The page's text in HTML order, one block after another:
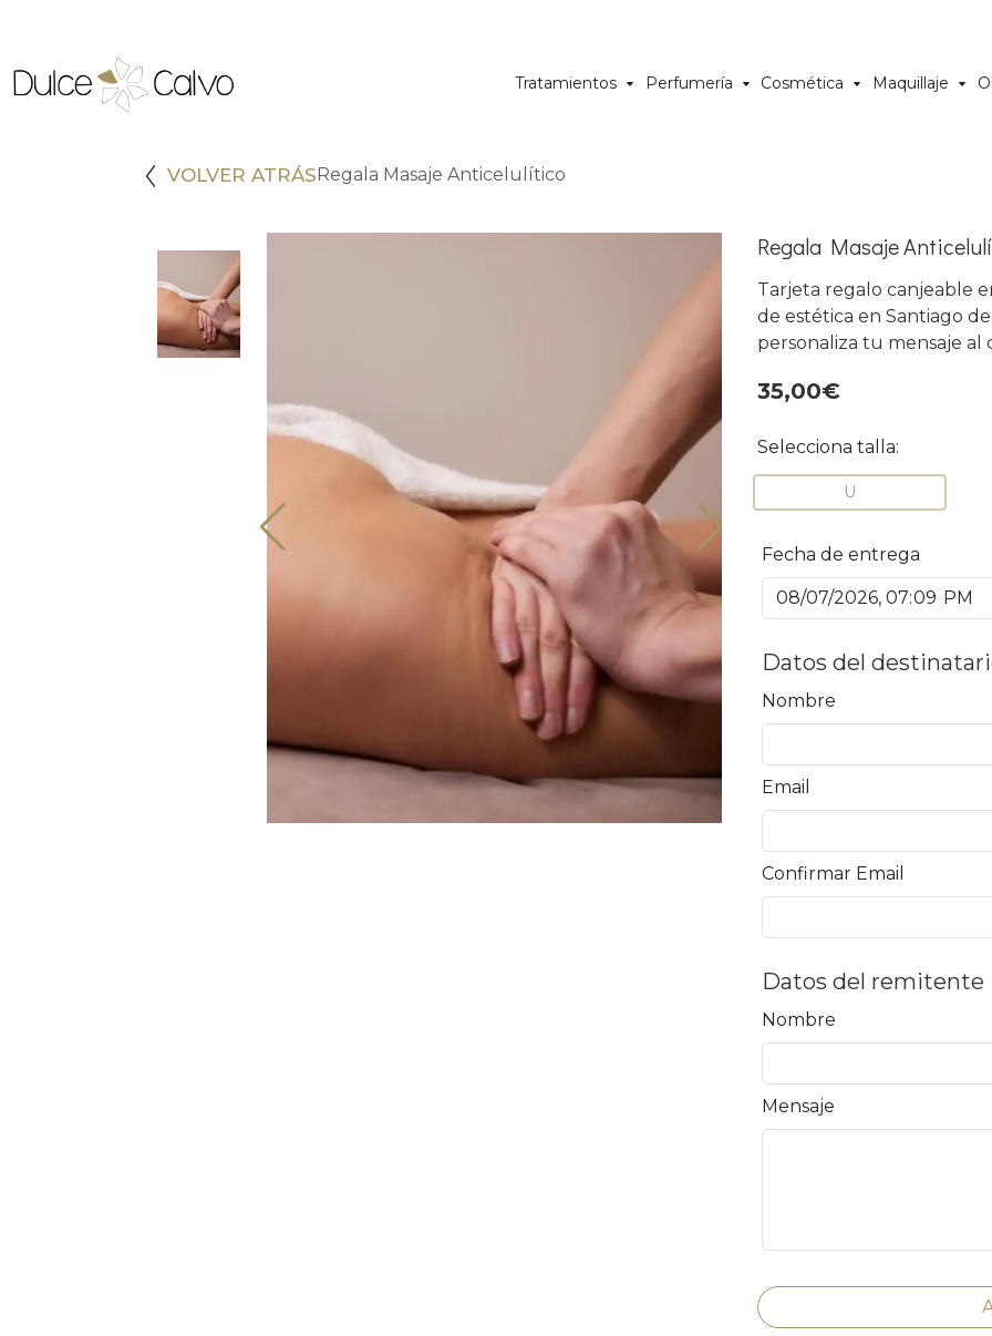
Tratamientos Perfumería Cosmética Maquillaje
VOLVER ATRÁSRegala Masaje Anticelulítico
Regala Masaje
Tarjeta regalo canjeable
de estética en Santiago
personaliza tu mensaje al
35,00€
Selecciona talla:
U
Fecha de entrega
Datos del
Nombre
Email
Confirmar Email
Datos del remitente
Nombre
Mensaje